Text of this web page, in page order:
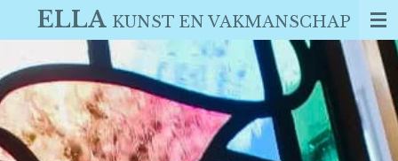
direct
naar
de
hoofdinhoud
ELLA KUNST EN VAKMANSCHAP